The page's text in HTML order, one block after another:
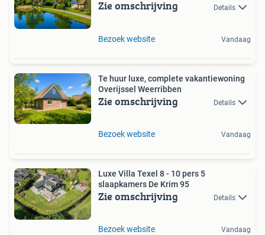
Zie omschrijving Details
Bezoek website Vandaag
Te huur luxe, complete vakantiewoning
Overijssel Weerribben
Zie omschrijving Details
Bezoek website Vandaag
Luxe Villa Texel 8 - 10 pers 5
slaapkamers De Krim 95
Zie omschrijving Details
Bezoek website Vandaag